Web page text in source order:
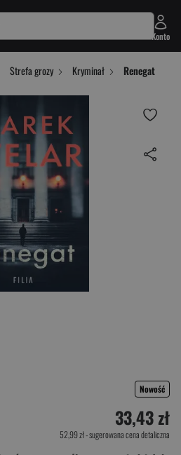
Konto
Strefa grozy Kryminał Renegat
Nowość
33,43 zł
52,99 zł- sugerowana cena detaliczna